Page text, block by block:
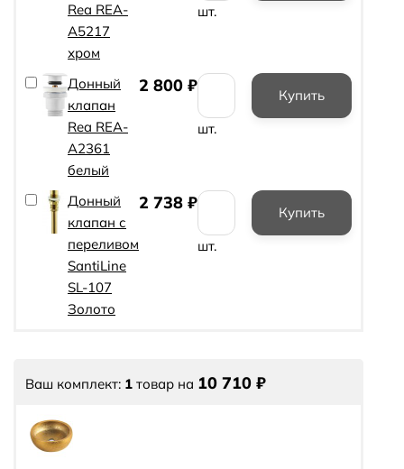
Rea REA-
A5217
хром
шт.
Донный
клапан
Rea REA-
A2361
белый
2 800 ₽
шт.
Донный
клапан с
переливом
SantiLine
SL-107
Золото
2 738 ₽
шт.
Ваш комплект: 1 товар на 10 710 ₽